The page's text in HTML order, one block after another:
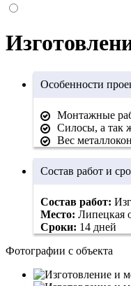
Особенности
Монтажные
Силосы, а так
Вес
Состав работ и
Состав работ:
Место: Липецкая
Сроки: 14 дней
Фотографии с объекта